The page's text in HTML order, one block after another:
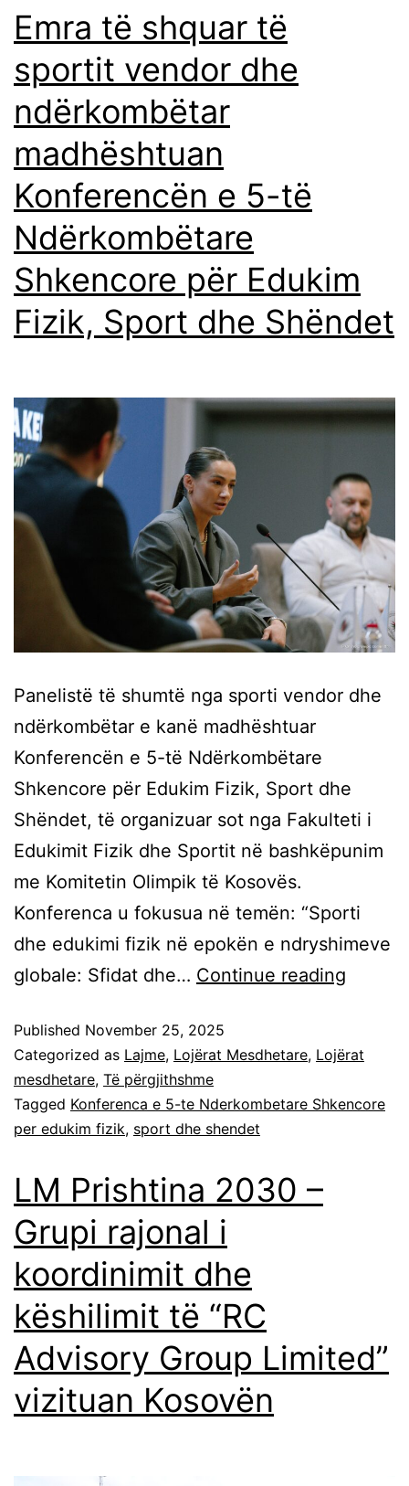
Emra të shquar të
sportit vendor dhe
ndërkombëtar
madhështuan
Konferencën e 5-të
Ndërkombëtare
Shkencore për Edukim
Fizik, Sport dhe Shëndet
Panelistë të shumtë nga sporti vendor dhe
ndërkombëtar e kanë madhështuar
Konferencën e 5-të Ndërkombëtare
Shkencore për Edukim Fizik, Sport dhe
Shëndet, të organizuar sot nga Fakulteti i
Edukimit Fizik dhe Sportit në bashkëpunim
me Komitetin Olimpik të Kosovës.
Konferenca u fokusua në temën: “Sporti
dhe edukimi fizik në epokën e ndryshimeve
globale: Sfidat dhe… Continue reading
Published November 25, 2025
Categorized as Lajme, Lojërat Mesdhetare, Lojërat
mesdhetare, Të përgjithshme
Tagged Konferenca e 5-te Nderkombetare Shkencore
per edukim fizik, sport dhe shendet
LM Prishtina 2030 –
Grupi rajonal i
koordinimit dhe
këshilimit të “RC
Advisory Group Limited”
vizituan Kosovën